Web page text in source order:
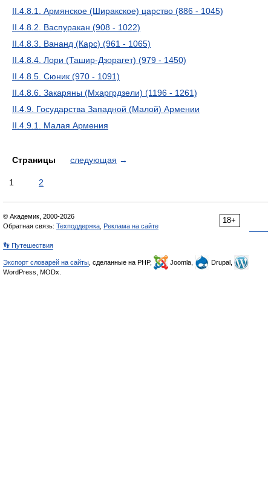
II.4.8.1. Армянское (Ширакское) царство (886 - 1045)
II.4.8.2. Васпуракан (908 - 1022)
II.4.8.3. Вананд (Карс) (961 - 1065)
II.4.8.4. Лори (Ташир-Дзорагет) (979 - 1450)
II.4.8.5. Сюник (970 - 1091)
II.4.8.6. Закаряны (Мхаргрдзели) (1196 - 1261)
II.4.9. Государства Западной (Малой) Армении
II.4.9.1. Малая Армения
Страницы следующая →
1 2
18+
© Академик, 2000-2026
Обратная связь: Техподдержка Реклама на сайте
👣 Путешествия
Экспорт словарей на сайты , сделанные на PHP, Joomla,
Drupal,
WordPress, MODx.